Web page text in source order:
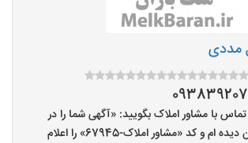
مددی
با مشاور املاک بگویید: «آگهی شما را در
سایت ملک باران دیده ام و کد «مشاور املاک-67945» را اعلام